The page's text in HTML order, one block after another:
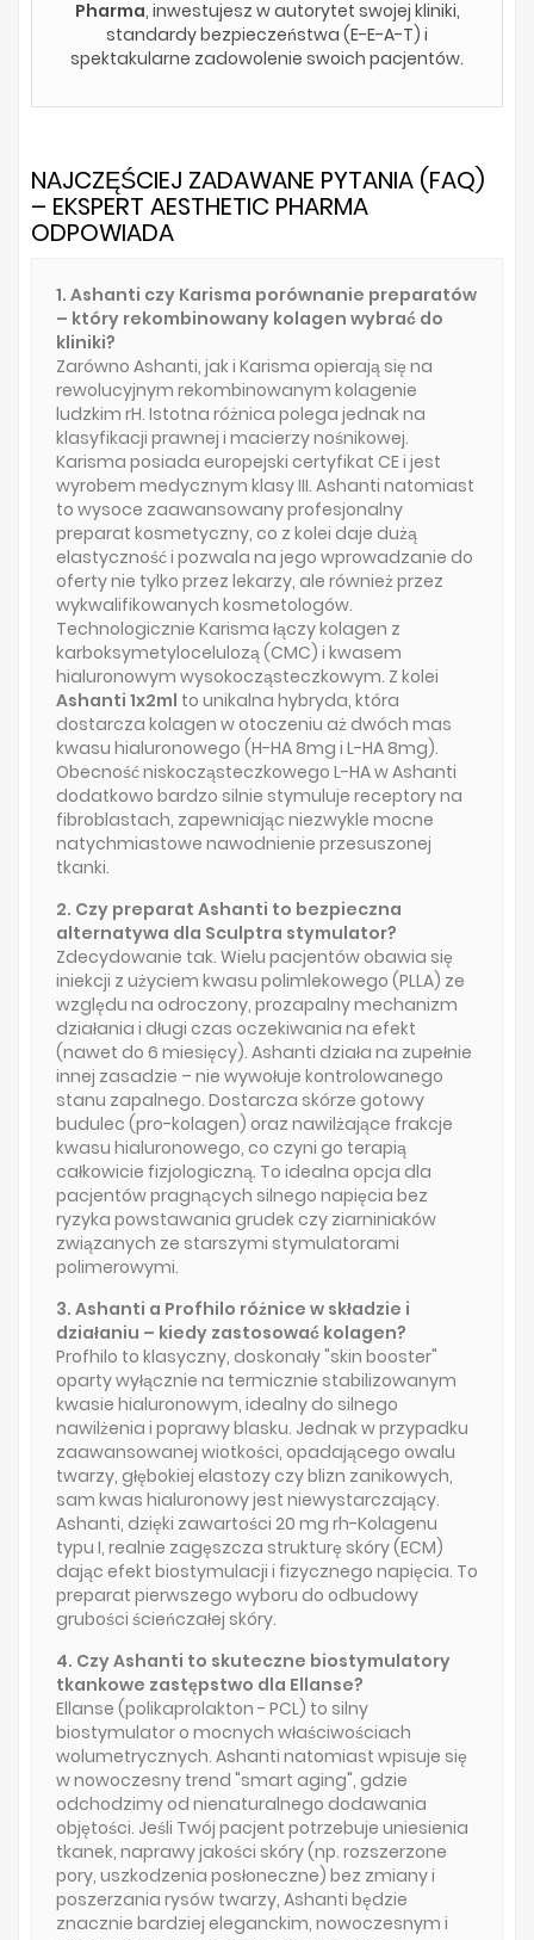
Pharma, inwestujesz w autorytet swojej kliniki,
standardy bezpieczeństwa (E-E-A-T) i
spektakularne zadowolenie swoich pacjentów.
NAJCZĘŚCIEJ ZADAWANE PYTANIA (FAQ)
– EKSPERT AESTHETIC PHARMA
ODPOWIADA
1. Ashanti czy Karisma porównanie preparatów
– który rekombinowany kolagen wybrać do
kliniki?
Zarówno Ashanti, jak i Karisma opierają się na
rewolucyjnym rekombinowanym kolagenie
ludzkim rH. Istotna różnica polega jednak na
klasyfikacji prawnej i macierzy nośnikowej.
Karisma posiada europejski certyfikat CE i jest
wyrobem medycznym klasy III. Ashanti natomiast
to wysoce zaawansowany profesjonalny
preparat kosmetyczny, co z kolei daje dużą
elastyczność i pozwala na jego wprowadzanie do
oferty nie tylko przez lekarzy, ale również przez
wykwalifikowanych kosmetologów.
Technologicznie Karisma łączy kolagen z
karboksymetylocelulozą (CMC) i kwasem
hialuronowym wysokocząsteczkowym. Z kolei
Ashanti 1x2ml to unikalna hybryda, która
dostarcza kolagen w otoczeniu aż dwóch mas
kwasu hialuronowego (H-HA 8mg i L-HA 8mg).
Obecność niskocząsteczkowego L-HA w Ashanti
dodatkowo bardzo silnie stymuluje receptory na
fibroblastach, zapewniając niezwykle mocne
natychmiastowe nawodnienie przesuszonej
tkanki.
2. Czy preparat Ashanti to bezpieczna
alternatywa dla Sculptra stymulator?
Zdecydowanie tak. Wielu pacjentów obawia się
iniekcji z użyciem kwasu polimlekowego (PLLA) ze
względu na odroczony, prozapalny mechanizm
działania i długi czas oczekiwania na efekt
(nawet do 6 miesięcy). Ashanti działa na zupełnie
innej zasadzie – nie wywołuje kontrolowanego
stanu zapalnego. Dostarcza skórze gotowy
budulec (pro-kolagen) oraz nawilżające frakcje
kwasu hialuronowego, co czyni go terapią
całkowicie fizjologiczną. To idealna opcja dla
pacjentów pragnących silnego napięcia bez
ryzyka powstawania grudek czy ziarniniaków
związanych ze starszymi stymulatorami
polimerowymi.
3. Ashanti a Profhilo różnice w składzie i
działaniu – kiedy zastosować kolagen?
Profhilo to klasyczny, doskonały "skin booster"
oparty wyłącznie na termicznie stabilizowanym
kwasie hialuronowym, idealny do silnego
nawilżenia i poprawy blasku. Jednak w przypadku
zaawansowanej wiotkości, opadającego owalu
twarzy, głębokiej elastozy czy blizn zanikowych,
sam kwas hialuronowy jest niewystarczający.
Ashanti, dzięki zawartości 20 mg rh-Kolagenu
typu I, realnie zagęszcza strukturę skóry (ECM)
dając efekt biostymulacji i fizycznego napięcia. To
preparat pierwszego wyboru do odbudowy
grubości ścieńczałej skóry.
4. Czy Ashanti to skuteczne biostymulatory
tkankowe zastępstwo dla Ellanse?
Ellanse (polikaprolakton - PCL) to silny
biostymulator o mocnych właściwościach
wolumetrycznych. Ashanti natomiast wpisuje się
w nowoczesny trend "smart aging", gdzie
odchodzimy od nienaturalnego dodawania
objętości. Jeśli Twój pacjent potrzebuje uniesienia
tkanek, naprawy jakości skóry (np. rozszerzone
pory, uszkodzenia posłoneczne) bez zmiany i
poszerzania rysów twarzy, Ashanti będzie
znacznie bardziej eleganckim, nowoczesnym i